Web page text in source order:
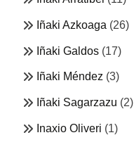
Iñaki Azkoaga (26)
Iñaki Galdos (17)
Iñaki Méndez (3)
Iñaki Sagarzazu (2)
Inaxio Oliveri (1)